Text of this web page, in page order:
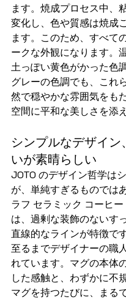
ます。焼成プロセス中、
変化し、色や質感は焼成
ます。このため、すべて
ークな外観になります。
土っぽい黄色がかった色
グレーの色調でも、これ
然で穏やかな雰囲気をも
空間に平和な美しさを添
シンプルなデザイン
いが素晴らしい
JOTO のデザイン哲学は
が、単純すぎるものでは
ラフ セラミック コーヒ
は、過剰な装飾のないす
直線的なラインが特徴で
至るまでデザイナーの職
れています。マグの本体
した感触と、わずかに不
マグを持つたびに、まる